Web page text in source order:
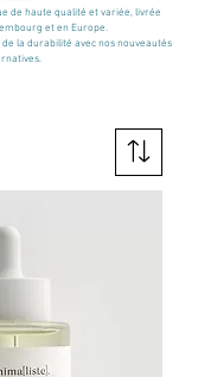
de haute qualité et variée, livrée
et en Europe.
la durabilité avec nos nouveautés